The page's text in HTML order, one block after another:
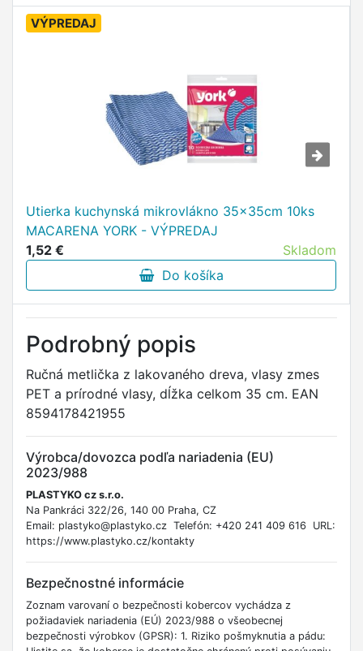
VÝPREDAJ
Utierka kuchynská mikrovlákno 35x35cm 10ks
MACARENA YORK - VÝPREDAJ
1,52 €
Skladom
Do košíka
Podrobný popis
Ručná metlička z lakovaného dreva, vlasy zmes
PET a prírodné vlasy, dĺžka celkom 35 cm. EAN
8594178421955
Výrobca/dovozca podľa nariadenia (EU)
2023/988
PLASTYKO cz s.r.o.
Na Pankráci 322/26, 140 00 Praha, CZ
Email: plastyko@plastyko.cz Telefón: +420 241 409 616 URL:
https://www.plastyko.cz/kontakty
Bezpečnostné informácie
Zoznam varovaní o bezpečnosti kobercov vychádza z
požiadaviek nariadenia (EÚ) 2023/988 o všeobecnej
bezpečnosti výrobkov (GPSR): 1. Riziko pošmyknutia a pádu: